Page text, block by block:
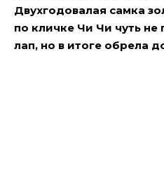
Двухгодовалая самка
по кличке Чи Чи чуть
лап, но в итоге обрела